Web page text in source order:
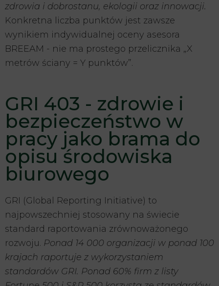
zdrowia i dobrostanu, ekologii oraz innowacji.
Konkretna liczba punktów jest zawsze
wynikiem indywidualnej oceny asesora
BREEAM - nie ma prostego przelicznika „X
metrów ściany = Y punktów”.
GRI 403 - zdrowie i
bezpieczeństwo w
pracy jako brama do
opisu środowiska
biurowego
GRI (Global Reporting Initiative) to
najpowszechniej stosowany na świecie
standard raportowania zrównoważonego
rozwoju. Ponad 14 000 organizacji w ponad 100
krajach raportuje z wykorzystaniem
standardów GRI. Ponad 60% firm z listy